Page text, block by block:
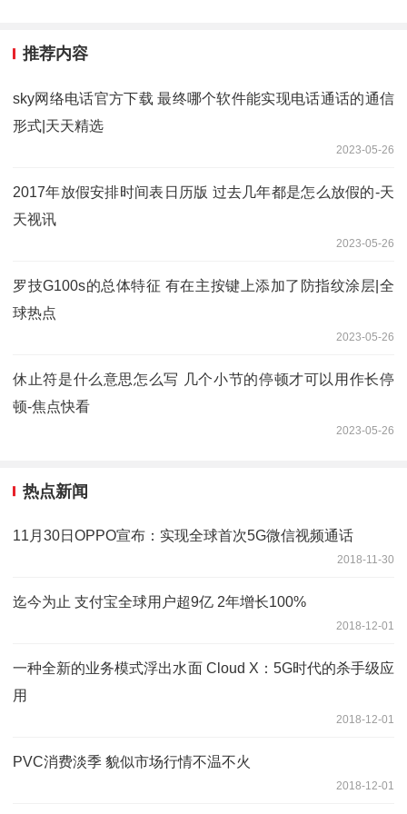
推荐内容
sky网络电话官方下载 最终哪个软件能实现电话通话的通信
形式|天天精选
2023-05-26
2017年放假安排时间表日历版 过去几年都是怎么放假的-天
天视讯
2023-05-26
罗技G100s的总体特征 有在主按键上添加了防指纹涂层|全
球热点
2023-05-26
休止符是什么意思怎么写 几个小节的停顿才可以用作长停
顿-焦点快看
2023-05-26
热点新闻
11月30日OPPO宣布：实现全球首次5G微信视频通话
2018-11-30
迄今为止 支付宝全球用户超9亿 2年增长100%
2018-12-01
一种全新的业务模式浮出水面 Cloud X：5G时代的杀手级应
用
2018-12-01
PVC消费淡季 貌似市场行情不温不火
2018-12-01